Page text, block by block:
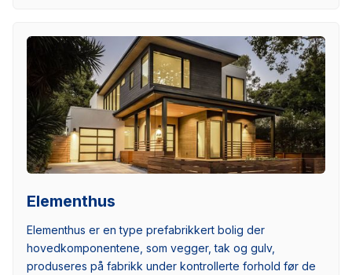
Elementhus
Elementhus er en type prefabrikkert bolig der
hovedkomponentene, som vegger, tak og gulv,
produseres på fabrikk under kontrollerte forhold før de